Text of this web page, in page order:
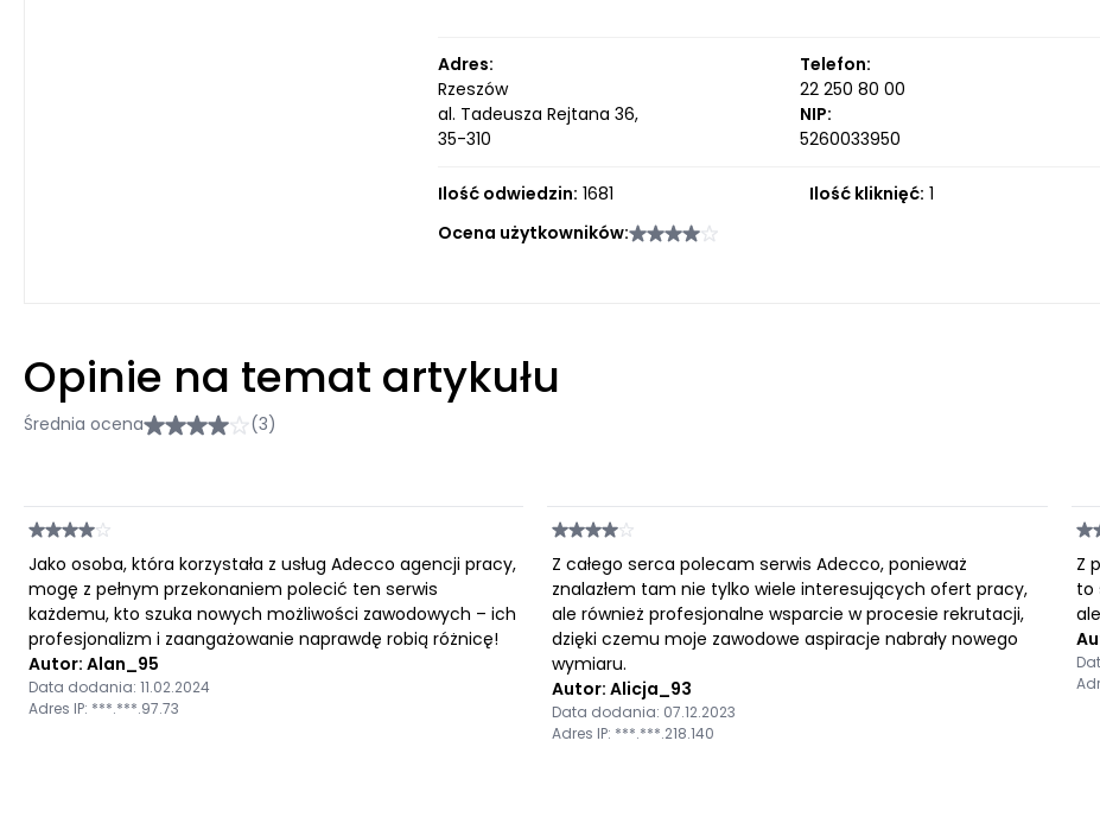
Adres:
Rzeszów
al. Tadeusza Rejtana 36,
35-310
Telefon:
22 250 80 00
NIP:
5260033950
Ilość odwiedzin: 1681 Ilość kliknięć: 1
Ocena użytkowników:
Opinie na temat artykułu
Średnia ocena (3)
Jako osoba, która korzystała z usług Adecco agencji pracy,
mogę z pełnym przekonaniem polecić ten serwis
każdemu, kto szuka nowych możliwości zawodowych – ich
profesjonalizm i zaangażowanie naprawdę robią różnicę!
Autor: Alan_95
Data dodania: 11.02.2024
Adres IP: ***.***.97.73
Z całego serca polecam serwis Adecco, ponieważ
znalazłem tam nie tylko wiele interesujących ofert pracy,
ale również profesjonalne wsparcie w procesie rekrutacji,
dzięki czemu moje zawodowe aspiracje nabrały nowego
wymiaru.
Autor: Alicja_93
Data dodania: 07.12.2023
Adres IP: ***.***.218.140
Z
to